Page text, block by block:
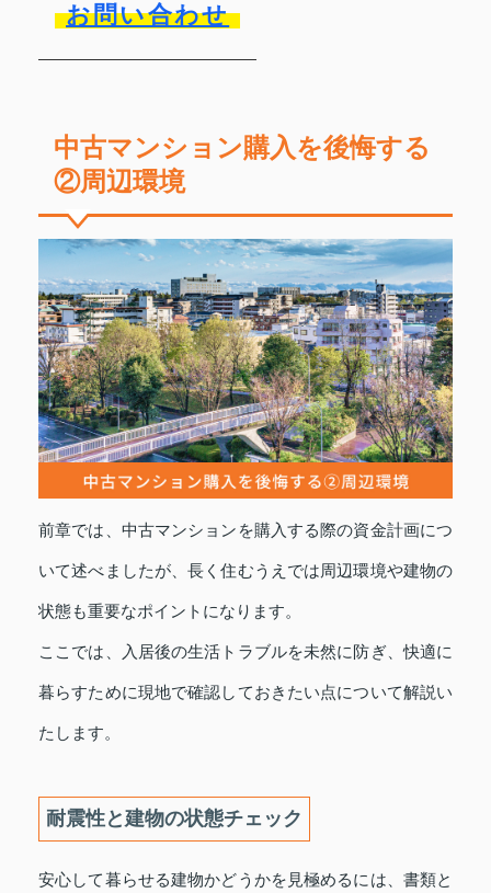
お問い合わせ
中古マンション購入を後悔する
②周辺環境
前章では、中古マンションを購入する際の資金計画につ
いて述べましたが、長く住むうえでは周辺環境や建物の
状態も重要なポイントになります。
ここでは、入居後の生活トラブルを未然に防ぎ、快適に
暮らすために現地で確認しておきたい点について解説い
たします。
耐震性と建物の状態チェック
安心して暮らせる建物かどうかを見極めるには、書類と